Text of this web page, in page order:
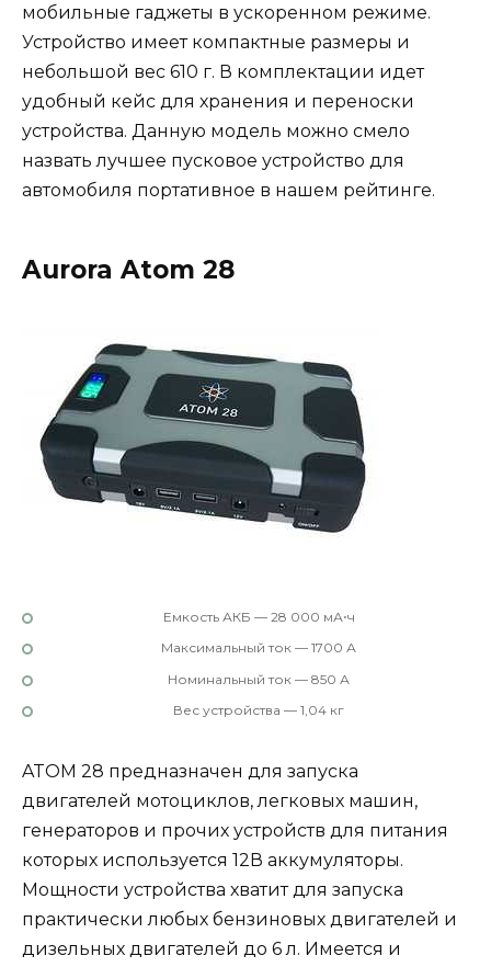
мобильные гаджеты в ускоренном режиме.
Устройство имеет компактные размеры и
небольшой вес 610 г. В комплектации идет
удобный кейс для хранения и переноски
устройства. Данную модель можно смело
назвать лучшее пусковое устройство для
автомобиля портативное в нашем рейтинге.
Aurora Atom 28
Емкость АКБ — 28 000 мА⋅ч
Максимальный ток — 1700 А
Номинальный ток — 850 А
Вес устройства — 1,04 кг
ATOM 28 предназначен для запуска
двигателей мотоциклов, легковых машин,
генераторов и прочих устройств для питания
которых используется 12В аккумуляторы.
Мощности устройства хватит для запуска
практически любых бензиновых двигателей и
дизельных двигателей до 6 л. Имеется и